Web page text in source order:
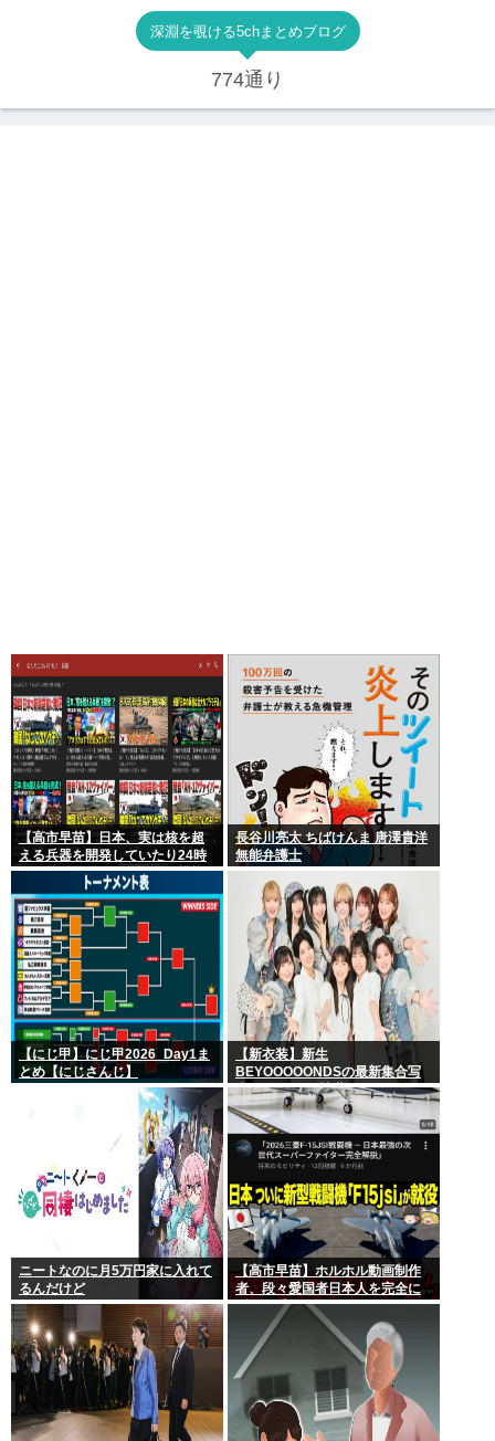
深淵を覗ける5chまとめブログ
774通り
【高市早苗】日本、実は核を超
える兵器を開発していたり24時
間で核兵器が作れたりする模様
長谷川亮太 ちばけんま 唐澤貴洋
無能弁護士
【にじ甲】にじ甲2026_Day1ま
とめ【にじさんじ】
【新衣装】新生
BEYOOOOONDSの最新集合写
真ｷﾀ━━━━(ﾟ∀ﾟ)━━━━!!
ニートなのに月5万円家に入れて
るんだけど
【高市早苗】ホルホル動画制作
者、段々愛国者日本人を完全に
舐めて手抜き動画を乱発し始め